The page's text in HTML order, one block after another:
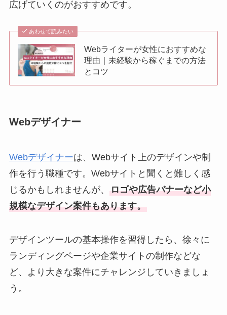
広げていくのがおすすめです。
あわせて読みたい
Webライターが女性におすすめな
理由｜未経験から稼ぐまでの方法
とコツ
Webデザイナー
Webデザイナーは、Webサイト上のデザインや制
作を行う職種です。Webサイトと聞くと難しく感
じるかもしれませんが、 ロゴや広告バナーなど小
規模なデザイン案件もあります。
デザインツールの基本操作を習得したら、徐々に
ランディングページや企業サイトの制作などな
ど、より大きな案件にチャレンジしていきましょ
う。